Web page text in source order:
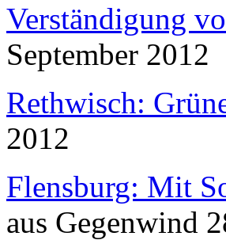
Verständigung
September 2012
Rethwisch:
2012
Flensburg: Mit
aus Gegenwind